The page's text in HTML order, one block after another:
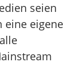
seien
eine eigene